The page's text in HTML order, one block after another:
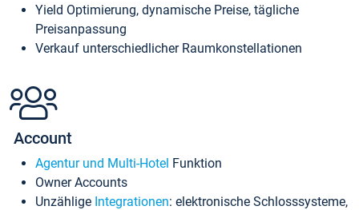
Yield Optimierung, dynamische Preise, tägliche
Preisanpassung
Verkauf unterschiedlicher Raumkonstellationen
Account
Agentur und Multi-Hotel Funktion
Owner Accounts
Unzählige Integrationen: elektronische Schlosssysteme,